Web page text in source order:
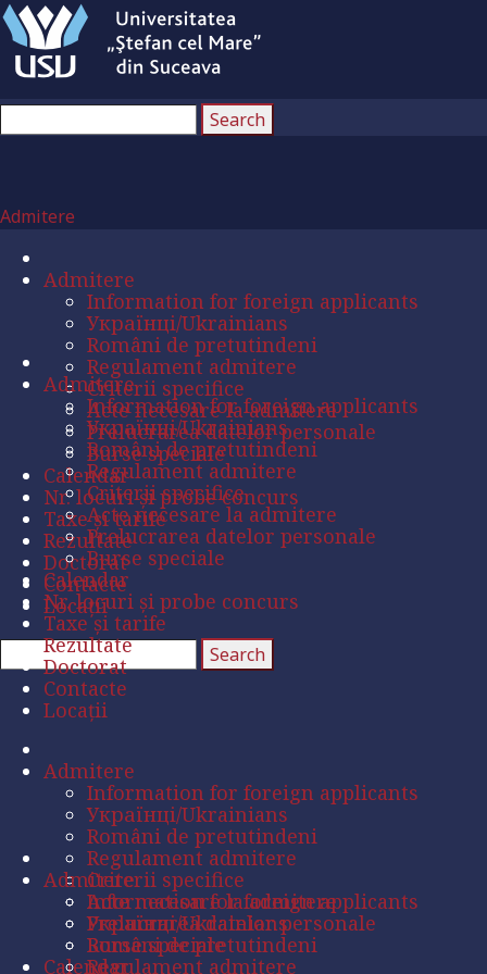
Admitere
Admitere
Information for foreign applicants
Українці/Ukrainians
Români de pretutindeni
Regulament admitere
Criterii specifice
Acte necesare la admitere
Prelucrarea datelor personale
Burse speciale
Calendar
Nr. locuri și probe concurs
Taxe și tarife
Rezultate
Doctorat
Contacte
Locații
Admitere
Information for foreign applicants
Українці/Ukrainians
Români de pretutindeni
Regulament admitere
Criterii specifice
Acte necesare la admitere
Prelucrarea datelor personale
Burse speciale
Calendar
Nr. locuri și probe concurs
Taxe și tarife
Rezultate
Doctorat
Contacte
Locații
Admitere
Information for foreign applicants
Українці/Ukrainians
Români de pretutindeni
Regulament admitere
Criterii specifice
Acte necesare la admitere
Prelucrarea datelor personale
Burse speciale
Calendar
Admitere
Information for foreign applicants
Українці/Ukrainians
Români de pretutindeni
Regulament admitere